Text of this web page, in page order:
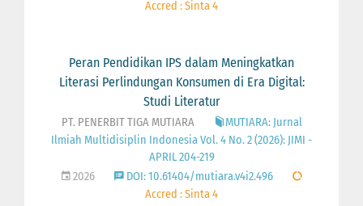
Accred : Sinta 4
Peran Pendidikan IPS dalam Meningkatkan
Literasi Perlindungan Konsumen di Era Digital:
Studi Literatur
PT. PENERBIT TIGA MUTIARA
MUTIARA: Jurnal
Ilmiah Multidisiplin Indonesia Vol. 4 No. 2 (2026): JIMI -
APRIL 204-219
2026
DOI: 10.61404/mutiara.v4i2.496
Accred : Sinta 4